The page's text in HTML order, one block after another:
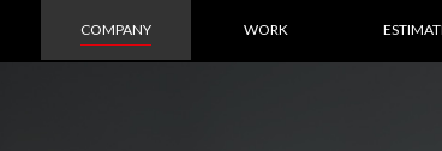
COMPANY WORK